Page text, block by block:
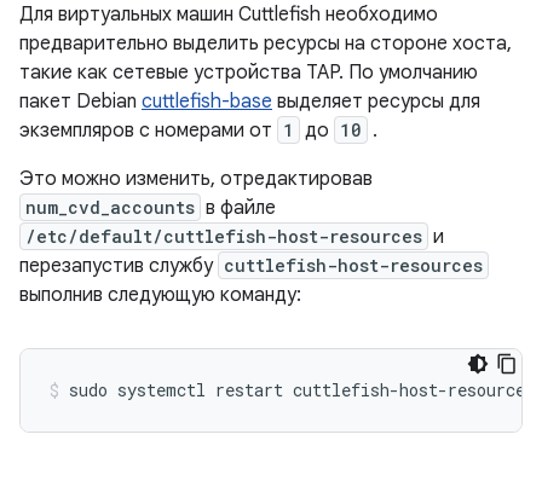
Для виртуальных машин Cuttlefish необходимо
предварительно выделить ресурсы на стороне хоста,
такие как сетевые устройства TAP. По умолчанию
пакет Debian cuttlefish-base выделяет ресурсы для
экземпляров с номерами от 1 до 10 .
Это можно изменить, отредактировав
num_cvd_accounts в файле
/etc/default/cuttlefish-host-resources и
перезапустив службу cuttlefish-host-resources
выполнив следующую команду: